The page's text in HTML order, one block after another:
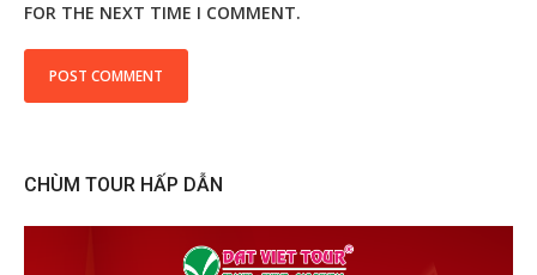
FOR THE NEXT TIME I COMMENT.
CHÙM TOUR HẤP DẪN